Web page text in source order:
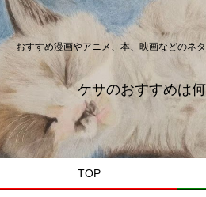
おすすめ漫画やアニメ、本、映画などのネ
ケサのおすすめは
TOP